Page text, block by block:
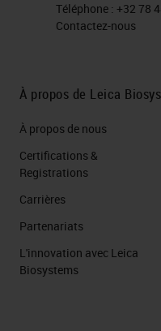
Téléphone : +32 78
Contactez-nous
À propos de Leica
À propos de nous
Certifications &
Registrations
Carrières
Partenariats
L'innovation avec Leica
Biosystems